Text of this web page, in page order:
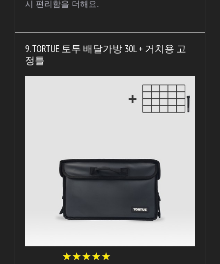
시 편리함을 더해요.
9. TORTUE 토투 배달가방 30L + 거치용 고
정틀
★★★★★
★★★★★